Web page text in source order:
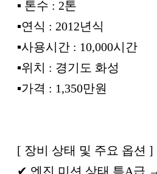
▪︎ 톤수 : 2톤
▪︎연식 : 2012년식
▪︎사용시간 : 10,000시간
▪︎위치 : 경기도 화성
▪︎가격 : 1,350만원
[ 장비 상태 및 주요 옵션 ]
✔ 엔진 미션 상태 특A급